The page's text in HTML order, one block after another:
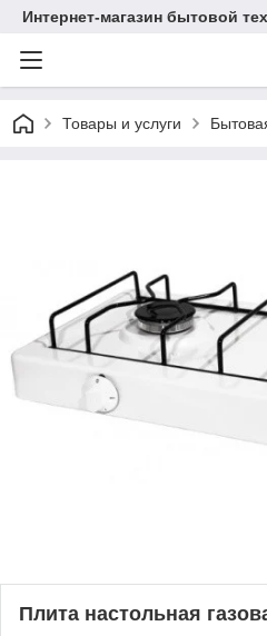
Интернет-магазин бытовой
Товары и услуги
Плита настольная